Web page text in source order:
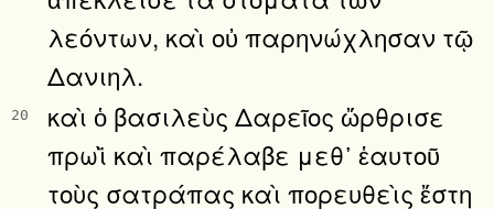
λεόντων, καὶ οὐ παρηνώχλησαν τῷ
Δανιηλ.
20
καὶ ὁ βασιλεὺς Δαρεῖος ὤρθρισε
πρωῒ καὶ παρέλαβε μεθ᾿ ἑαυτοῦ
τοὺς σατράπας καὶ πορευθεὶς ἔστη